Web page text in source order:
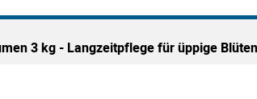
3 kg - Langzeitpflege für üppige Blüten